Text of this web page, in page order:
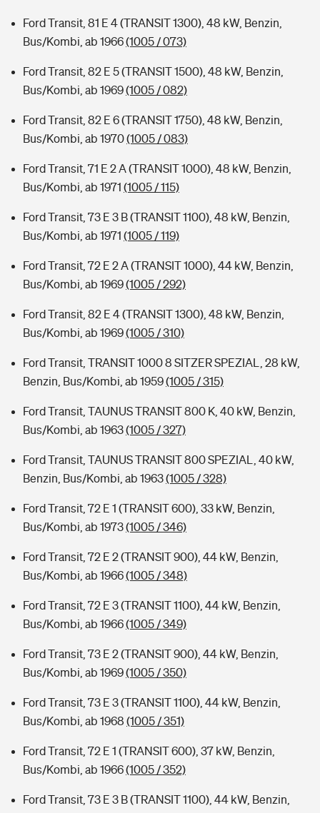
Ford Transit, 81 E 4 (TRANSIT 1300), 48 kW, Benzin,
Bus/Kombi, ab 1966(1005 / 073)
Ford Transit, 82 E 5 (TRANSIT 1500), 48 kW, Benzin,
Bus/Kombi, ab 1969(1005 / 082)
Ford Transit, 82 E 6 (TRANSIT 1750), 48 kW, Benzin,
Bus/Kombi, ab 1970(1005 / 083)
Ford Transit, 71 E 2 A (TRANSIT 1000), 48 kW, Benzin,
Bus/Kombi, ab 1971 (1005 / 115)
Ford Transit, 73 E 3 B (TRANSIT 1100), 48 kW, Benzin,
Bus/Kombi, ab 1971 (1005 / 119)
Ford Transit, 72 E 2 A (TRANSIT 1000), 44 kW, Benzin,
Bus/Kombi, ab 1969(1005 / 292)
Ford Transit, 82 E 4 (TRANSIT 1300), 48 kW, Benzin,
Bus/Kombi, ab 1969(1005 / 310)
Ford Transit, TRANSIT 1000 8 SITZER SPEZIAL, 28 kW,
Benzin, Bus/Kombi, ab 1959(1005 / 315)
Ford Transit, TAUNUS TRANSIT 800 K, 40 kW, Benzin,
Bus/Kombi, ab 1963(1005 / 327)
Ford Transit, TAUNUS TRANSIT 800 SPEZIAL, 40 kW,
Benzin, Bus/Kombi, ab 1963(1005 / 328)
Ford Transit, 72 E 1 (TRANSIT 600), 33 kW, Benzin,
Bus/Kombi, ab 1973(1005 / 346)
Ford Transit, 72 E 2 (TRANSIT 900), 44 kW, Benzin,
Bus/Kombi, ab 1966(1005 / 348)
Ford Transit, 72 E 3 (TRANSIT 1100), 44 kW, Benzin,
Bus/Kombi, ab 1966(1005 / 349)
Ford Transit, 73 E 2 (TRANSIT 900), 44 kW, Benzin,
Bus/Kombi, ab 1969(1005 / 350)
Ford Transit, 73 E 3 (TRANSIT 1100), 44 kW, Benzin,
Bus/Kombi, ab 1968 (1005 / 351)
Ford Transit, 72 E 1 (TRANSIT 600), 37 kW, Benzin,
Bus/Kombi, ab 1966(1005 / 352)
Ford Transit, 73 E 3 B (TRANSIT 1100), 44 kW, Benzin,